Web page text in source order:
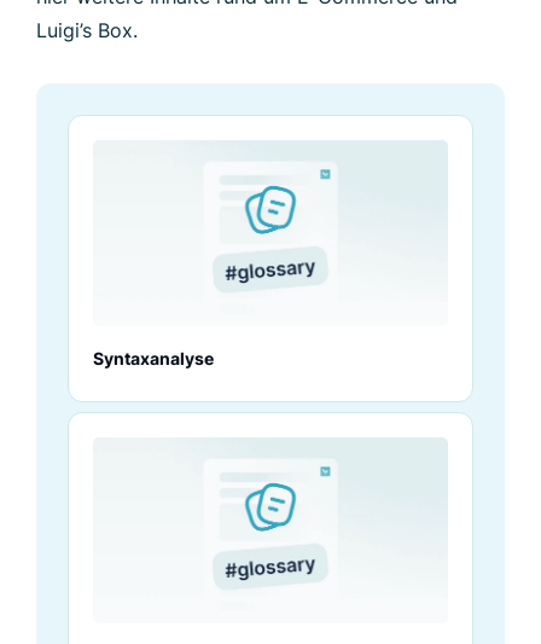
Luigi’s Box.
Syntaxanalyse